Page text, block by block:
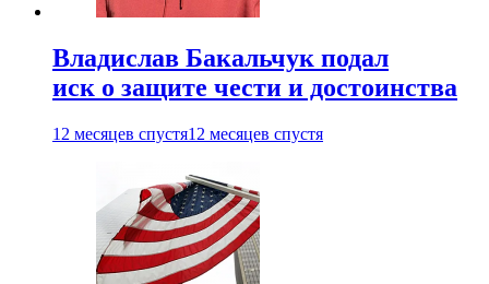
Владислав Бакальчук подал
иск о защите чести и достоинства
12 месяцев спустя12 месяцев спустя